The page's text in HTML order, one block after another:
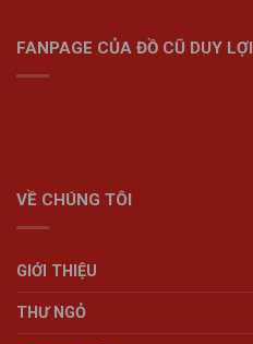
FANPAGE CỦA ĐỒ CŨ DUY LỢI
VỀ CHÚNG TÔI
GIỚI THIỆU
THƯ NGỎ